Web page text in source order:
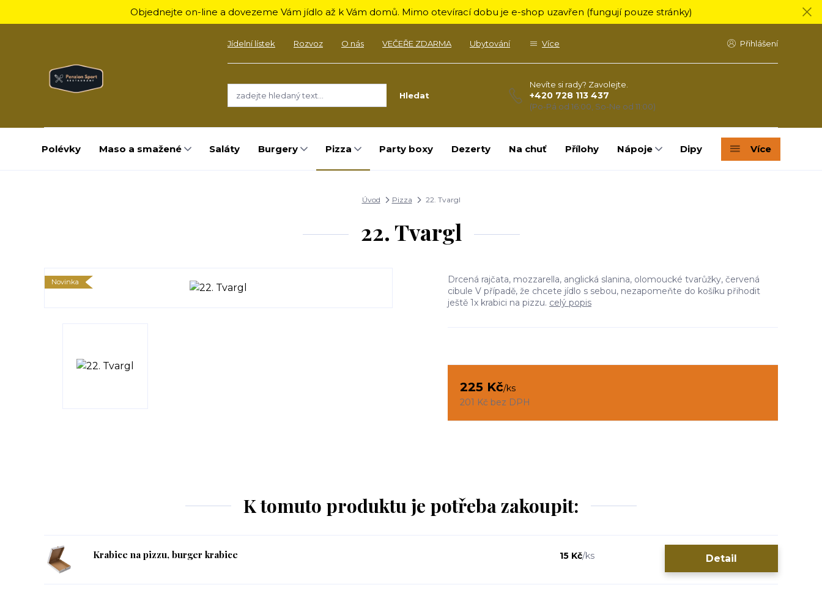
Objednejte on-line a dovezeme Vám jídlo až k Vám domů. Mimo otevírací dobu je e-shop uzavřen (fungují pouze stránky)
Jídelní lístek Rozvoz O nás VEČEŘE ZDARMA Ubytování Více Přihlášení
Hledat
Nevíte si rady? Zavolejte.
+420 728 113 437
(Po-Pá od 16:00, So-Ne od 11:00)
Polévky Maso a smažené Saláty Burgery Pizza Party boxy Dezerty Na chuť Přílohy Nápoje Dipy Více
Úvod Pizza 22. Tvargl
22. Tvargl
Novinka
Drcená rajčata, mozzarella, anglická slanina, olomoucké tvarůžky, červená
cibule V případě, že chcete jídlo s sebou, nezapomeňte do košíku přihodit
ještě 1x krabici na pizzu. celý popis
225 Kč/ks
201 Kč bez DPH
K tomuto produktu je potřeba zakoupit:
Krabice na pizzu, burger krabice 15 Kč/ks Detail